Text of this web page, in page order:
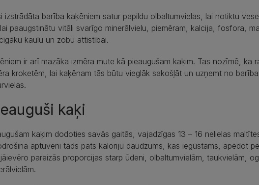
izstrādāta barība kaķēniem satur papildu olbaltumvielas, lai notiktu
paaugstinātu vitāli svarīgo minerālvielu, piemēram, kalcija, fosfora,
kaulu un zobu attīstībai.
ir arī mazāka izmēra mute kā pieaugušam kaķim. Tas nozīmē, ka
kroketēm, lai kaķēnam tās būtu vieglāk sakošļāt un uzņemt no
kaķi
kaķim dodoties savās gaitās, vajadzīgas 13 – 16 nelielas
aptuveni tāds pats kaloriju daudzums, kas iegūstams, apēdot
pareizās proporcijas starp ūdeni, olbaltumvielām, taukvielām,